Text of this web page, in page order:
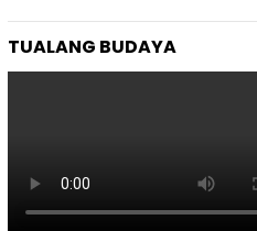
TUALANG BUDAYA